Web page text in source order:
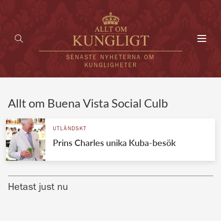
SENASTE NYHETERNA OM
KUNGLIGHETER
UTLÄNDSKT
VÄRLDENS KUNGAHUS
Allt om Buena Vista Social Culb
UTLÄNDSKT
Prins Charles unika Kuba-besök
Hetast just nu